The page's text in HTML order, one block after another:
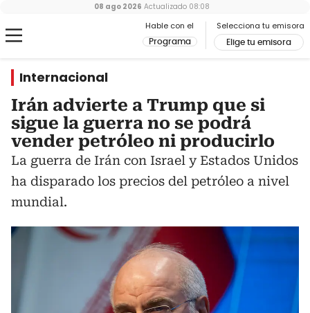
Hable con el
Programa
Selecciona tu emisora
Elige tu emisora
08 ago 2026 Actualizado 08:08
Internacional
Irán advierte a Trump que si
sigue la guerra no se podrá
vender petróleo ni producirlo
La guerra de Irán con Israel y Estados Unidos
ha disparado los precios del petróleo a nivel
mundial.